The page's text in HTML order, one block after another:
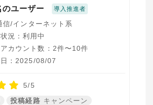
のユーザー 導入推進者
信/インターネット系
況：利用中
カウント数：2件〜10件
：2025/08/07
5/5
投稿経路 キャンペーン